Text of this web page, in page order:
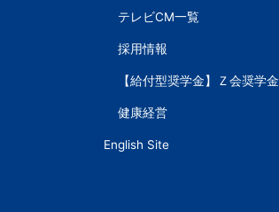
テレビCM一覧
採用情報
【給付型奨学金】Ｚ会奨学金
健康経営
English Site